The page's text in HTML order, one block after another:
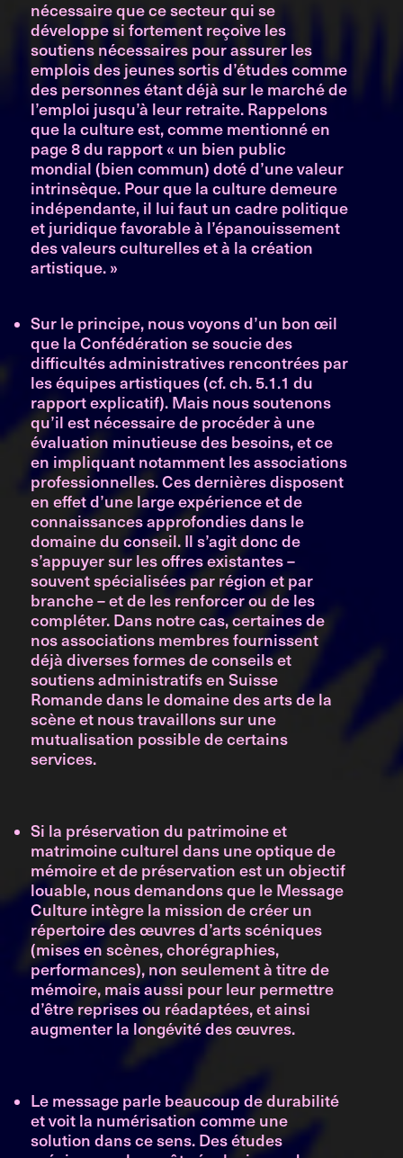
nécessaire que ce secteur qui se
développe si fortement reçoive les
soutiens nécessaires pour assurer les
emplois des jeunes sortis d’études comme
des personnes étant déjà sur le marché de
l’emploi jusqu’à leur retraite. Rappelons
que la culture est, comme mentionné en
page 8 du rapport « un bien public
mondial (bien commun) doté d’une valeur
intrinsèque. Pour que la culture demeure
indépendante, il lui faut un cadre politique
et juridique favorable à l’épanouissement
des valeurs culturelles et à la création
artistique. »
Sur le principe, nous voyons d’un bon œil
que la Confédération se soucie des
difficultés administratives rencontrées par
les équipes artistiques (cf. ch. 5.1.1 du
rapport explicatif). Mais nous soutenons
qu’il est nécessaire de procéder à une
évaluation minutieuse des besoins, et ce
en impliquant notamment les associations
professionnelles. Ces dernières disposent
en effet d’une large expérience et de
connaissances approfondies dans le
domaine du conseil. Il s’agit donc de
s’appuyer sur les offres existantes –
souvent spécialisées par région et par
branche – et de les renforcer ou de les
compléter. Dans notre cas, certaines de
nos associations membres fournissent
déjà diverses formes de conseils et
soutiens administratifs en Suisse
Romande dans le domaine des arts de la
scène et nous travaillons sur une
mutualisation possible de certains
services.
Si la préservation du patrimoine et
matrimoine culturel dans une optique de
mémoire et de préservation est un objectif
louable, nous demandons que le Message
Culture intègre la mission de créer un
répertoire des œuvres d’arts scéniques
(mises en scènes, chorégraphies,
performances), non seulement à titre de
mémoire, mais aussi pour leur permettre
d’être reprises ou réadaptées, et ainsi
augmenter la longévité des œuvres.
Le message parle beaucoup de durabilité
et voit la numérisation comme une
solution dans ce sens. Des études